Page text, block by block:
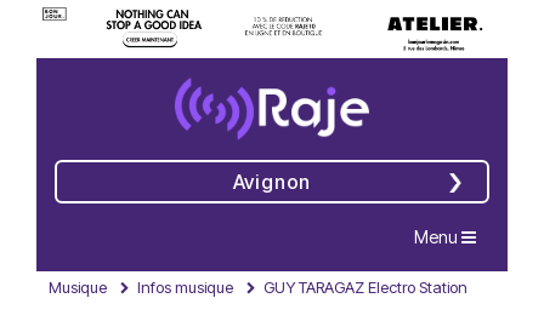
Avignon
Navigation
Menu
Musique Infos musique GUY TARAGAZ Electro Station